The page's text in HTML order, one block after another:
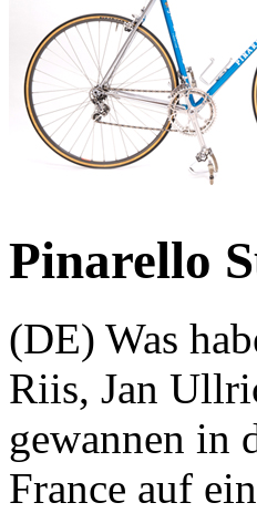
Pinarello
(DE) Was
Riis, Jan
gewannen in
France auf